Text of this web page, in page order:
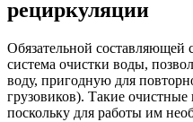
рециркуляции
Обязательной составляющей
система очистки воды,
воду, пригодную для
грузовиков). Такие
поскольку для работы им